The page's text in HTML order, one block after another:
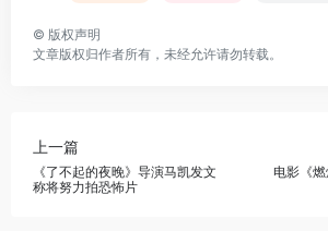
© 版权声明
文章版权归作者所有，未经允许请勿转载。
上一篇
《了不起的夜晚》导演马凯发文
称将努力拍恐怖片
电影《